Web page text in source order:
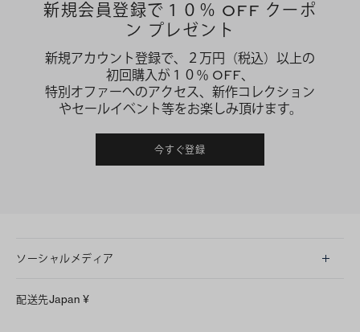
新規会員登録で１０％ OFF クーポ
ン プレゼント
新規アカウント登録で、２万円（税込）以上の
初回購入が１０％ OFF、
特別オファーへのアクセス、新作コレクション
やセールイベント等をお楽しみ頂けます。
今すぐ登録
ソーシャルメディア
配送先Japan ¥